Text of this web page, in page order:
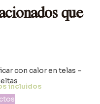
que
con calor en telas –
incluidos